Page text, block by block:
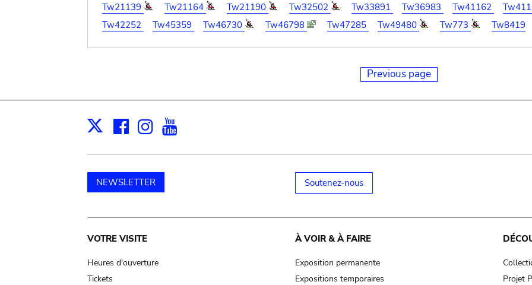
Tw21139
Tw21164 Tw21190 Tw32502 Tw33891 Tw36983 Tw41162
Tw42252
Tw45359 Tw46730 Tw46798 Tw47285 Tw49480 Tw773 Tw8419
Previous page
X Facebook
Instagram
NEWSLETTER Soutenez-nous
Main
navigation
VOTRE VISITE
Heures d'ouverture
Tickets
À VOIR & À FAIRE
Exposition permanente
Expositions temporaires
Projet